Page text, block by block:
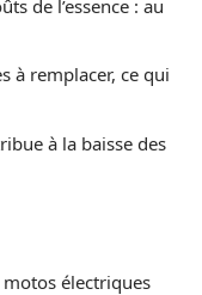
de l’essence : au
à remplacer, ce qui
à la baisse des
électriques